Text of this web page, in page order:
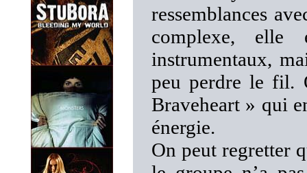
ressemblances
complexe, elle
instrumentaux,
peu perdre le fil.
Braveheart » qui
énergie.
On peut regretter